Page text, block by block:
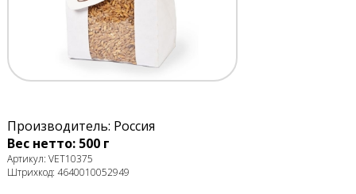
Производитель: Россия
Вес нетто: 500 г
Артикул: VET10375
Штрихкод: 4640010052949